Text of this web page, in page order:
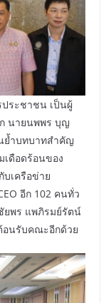
ระชาชน เป็นผู้
ก นายนพพร บุญ
ย้ำบทบาทสำคัญ
ดือดร้อนของ
เครือข่าย
อีก 102 คนทั่ว
ยพร แพภิรมย์รัตน์
อนรับคณะอีกด้วย